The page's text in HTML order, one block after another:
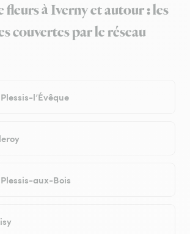
à Iverny et autour : les
couvertes par le réseau
l’Évêque
aux-Bois